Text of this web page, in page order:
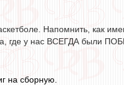
Напомнить, как
где у нас ВСЕГДА были
на сборную.